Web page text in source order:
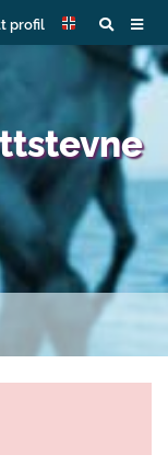
profil